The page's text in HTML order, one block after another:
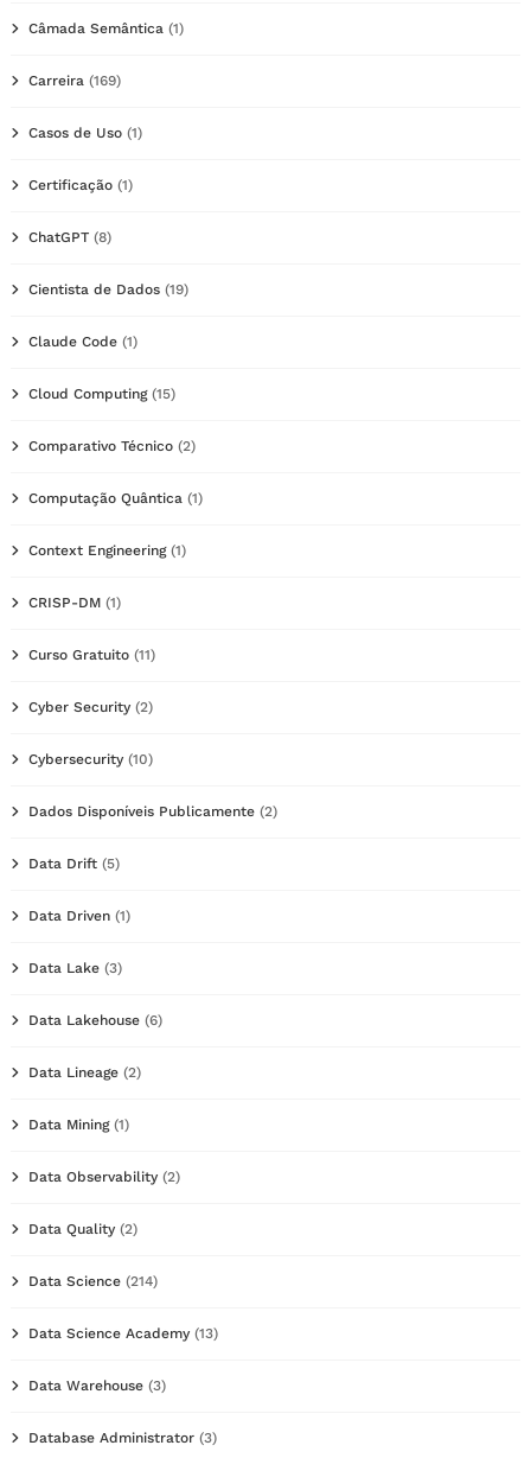
Câmada Semântica (1)
Carreira (169)
Casos de Uso (1)
Certificação (1)
ChatGPT (8)
Cientista de Dados (19)
Claude Code (1)
Cloud Computing(15)
Comparativo Técnico (2)
Computação Quântica (1)
Context Engineering(1)
CRISP-DM (1)
Curso Gratuito (11)
Cyber Security (2)
Cybersecurity (10)
Dados Disponíveis Publicamente (2)
Data Drift (5)
Data Driven (1)
Data Lake (3)
Data Lakehouse (6)
Data Lineage (2)
Data Mining(1)
Data Observability (2)
Data Quality (2)
Data Science (214)
Data Science Academy (13)
Data Warehouse (3)
Database Administrator (3)